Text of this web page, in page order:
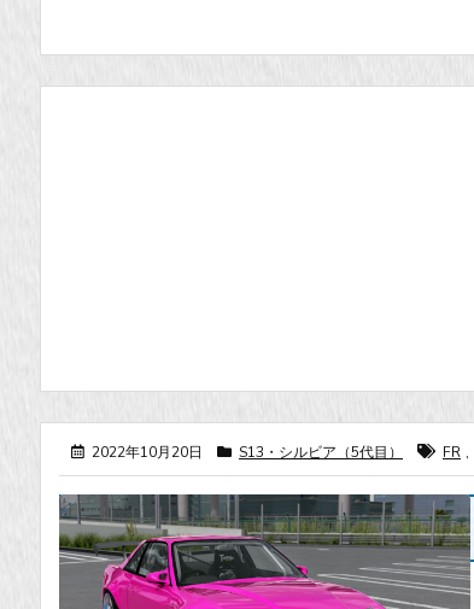
2022年10月20日 S13・シルビア（5代目） FR ,